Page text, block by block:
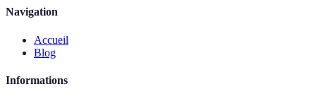
Navigation
Accueil
Blog
Informations